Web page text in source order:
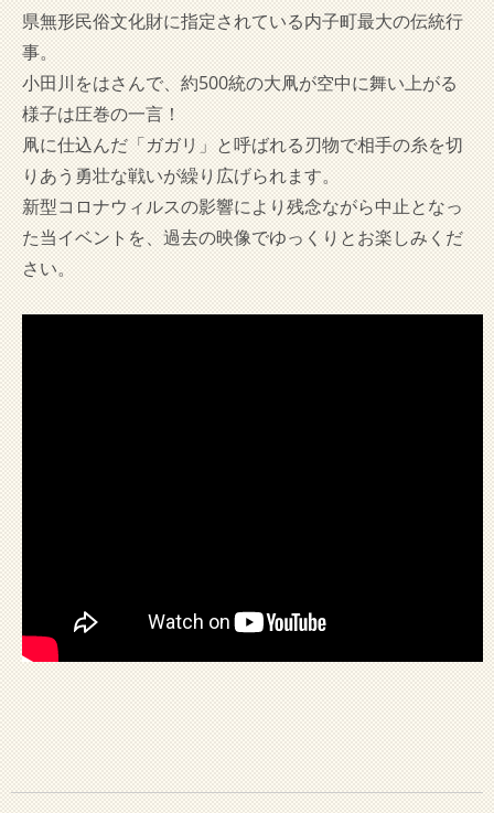
県無形民俗文化財に指定されている内子町最大の伝統行
事。
小田川をはさんで、約500統の大凧が空中に舞い上がる
様子は圧巻の一言！
凧に仕込んだ「ガガリ」と呼ばれる刃物で相手の糸を切
りあう勇壮な戦いが繰り広げられます。
新型コロナウィルスの影響により残念ながら中止となっ
た当イベントを、過去の映像でゆっくりとお楽しみくだ
さい。